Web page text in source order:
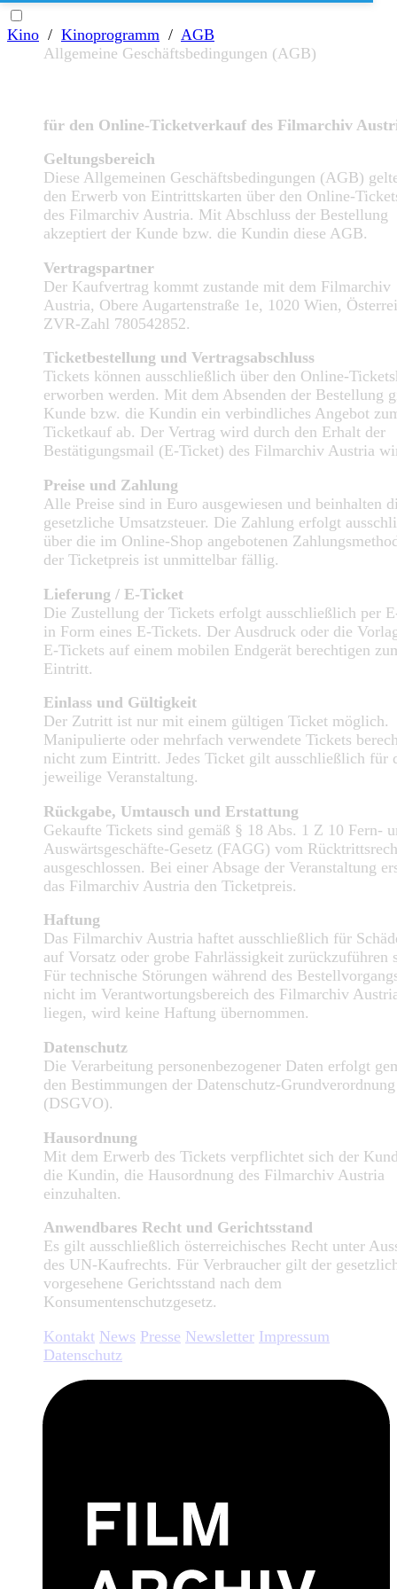
Kino / Kinoprogramm / AGB
Allgemeine Geschäftsbedingungen (AGB)
für den Online-Ticketverkauf des Filmarchiv
Geltungsbereich
Diese Allgemeinen Geschäftsbedingungen (AGB)
den Erwerb von Eintrittskarten über den Online-
des Filmarchiv Austria. Mit Abschluss der Bestellung
akzeptiert der Kunde bzw. die Kundin diese AGB.
Vertragspartner
Der Kaufvertrag kommt zustande mit dem Filmarchiv
Austria, Obere Augartenstraße 1e, 1020 Wien,
ZVR-Zahl 780542852.
Ticketbestellung und Vertragsabschluss
Tickets können ausschließlich über den Online-
erworben werden. Mit dem Absenden der Bestellung
Kunde bzw. die Kundin ein verbindliches Angebot
Ticketkauf ab. Der Vertrag wird durch den Erhalt der
Bestätigungsmail (E-Ticket) des Filmarchiv Austria
Preise und Zahlung
Alle Preise sind in Euro ausgewiesen und beinhalten
gesetzliche Umsatzsteuer. Die Zahlung erfolgt
über die im Online-Shop angebotenen
der Ticketpreis ist unmittelbar fällig.
Lieferung / E-Ticket
Die Zustellung der Tickets erfolgt ausschließlich per
in Form eines E-Tickets. Der Ausdruck oder die
E-Tickets auf einem mobilen Endgerät berechtigen
Eintritt.
Einlass und Gültigkeit
Der Zutritt ist nur mit einem gültigen Ticket möglich.
Manipulierte oder mehrfach verwendete Tickets
nicht zum Eintritt. Jedes Ticket gilt ausschließlich für
jeweilige Veranstaltung.
Rückgabe, Umtausch und Erstattung
Gekaufte Tickets sind gemäß § 18 Abs. 1 Z 10 Fern-
Auswärtsgeschäfte-Gesetz (FAGG) vom
ausgeschlossen. Bei einer Absage der Veranstaltung
das Filmarchiv Austria den Ticketpreis.
Haftung
Das Filmarchiv Austria haftet ausschließlich für
auf Vorsatz oder grobe Fahrlässigkeit zurückzuführen
Für technische Störungen während des
nicht im Verantwortungsbereich des Filmarchiv
liegen, wird keine Haftung übernommen.
Datenschutz
Die Verarbeitung personenbezogener Daten erfolgt
den Bestimmungen der Datenschutz-Grundverordnung
(DSGVO).
Hausordnung
Mit dem Erwerb des Tickets verpflichtet sich der
die Kundin, die Hausordnung des Filmarchiv Austria
einzuhalten.
Anwendbares Recht und Gerichtsstand
Es gilt ausschließlich österreichisches Recht unter
des UN-Kaufrechts. Für Verbraucher gilt der
vorgesehene Gerichtsstand nach dem
Konsumentenschutzgesetz.
Kontakt News Presse Newsletter Impressum
Datenschutz